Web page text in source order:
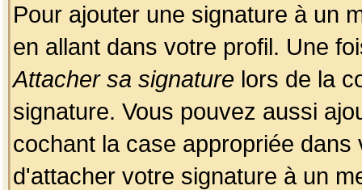
Pour ajouter une signature à un
en allant dans votre profil. Une
Attacher sa signature lors de la
signature. Vous pouvez aussi
cochant la case appropriée
d'attacher votre signature à un